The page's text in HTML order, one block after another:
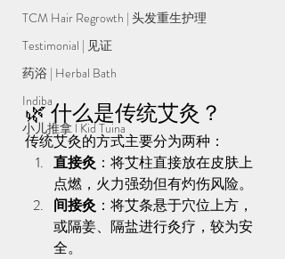
TCM Hair Regrowth | 头发重生护理
Testimonial | 见证
药浴 | Herbal Bath
Indiba
小儿推拿 l Kid Tuina
🌿 什么是传统艾灸？
传统艾灸的方式主要分为两种：
直接灸 ：将艾柱直接放在皮肤上
点燃，火力强劲但有灼伤风险。
间接灸 ：将艾条悬于穴位上方，
或隔姜、隔盐进行灸疗，较为安
全。